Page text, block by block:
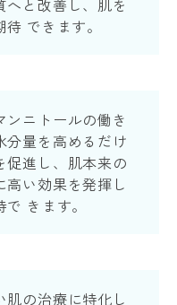
へと改善し、肌を
できます。
ニトールの働き
分量を高めるだけ
促進し、肌本来の
高い効果を発揮し
きます。
肌の治療に特化し